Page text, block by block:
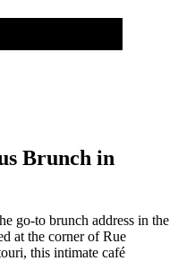
Brunch in
go-to brunch address in the
at the corner of Rue
this intimate café